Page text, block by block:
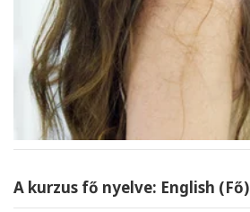
A kurzus fő nyelve: English (Fő)